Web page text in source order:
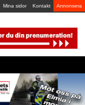
Mina sidor Kontakt Annonsera